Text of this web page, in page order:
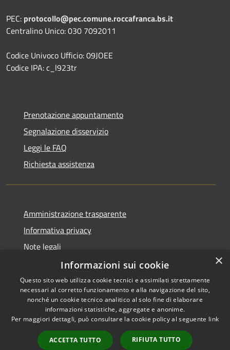
PEC: protocollo@pec.comune.roccafranca.bs.it
Centralino Unico: 030 7092011
Codice Univoco Ufficio: 09JOEE
Codice IPA: c_l923tr
Prenotazione appuntamento
Segnalazione disservizio
Leggi le FAQ
Richiesta assistenza
Amministrazione trasparente
Informativa privacy
Note legali
Dichiarazione di accessibilità
RSS
Accessibilità
Copyright © 2026 • Comune di
Municipium•
Accesso
×
Informazioni sui cookie
Questo sito web utilizza cookie tecnici e assimilati strettamente
necessari al corretto funzionamento e alla navigazione del sito,
nonché un cookie tecnico analitico al solo fine di elaborare
informazioni statistiche, aggregate e anonime.
Per maggiori dettagli, può consultare la cookie policy al seguente link
ACCETTA TUTTO RIFIUTA TUTTO